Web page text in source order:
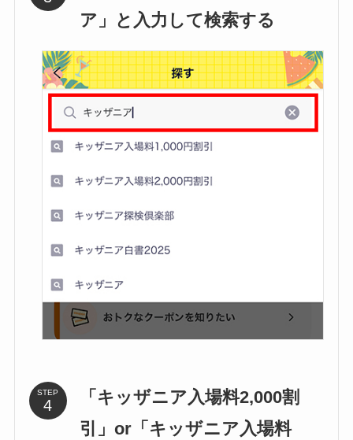
ア」と入力して検索する
STEP 「 キッザニア入場料2,000割
引
」or「キッザニア入場料